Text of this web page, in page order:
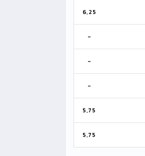
6,25
-
-
-
5,75
5,75